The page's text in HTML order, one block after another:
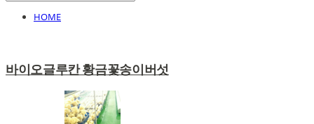
HOME
바이오글루칸 황금꽃송이버섯